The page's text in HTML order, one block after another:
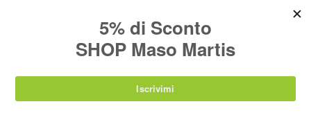
IT EN DE SHOP
nuovamente disponibili a partire da
agosto 2026.